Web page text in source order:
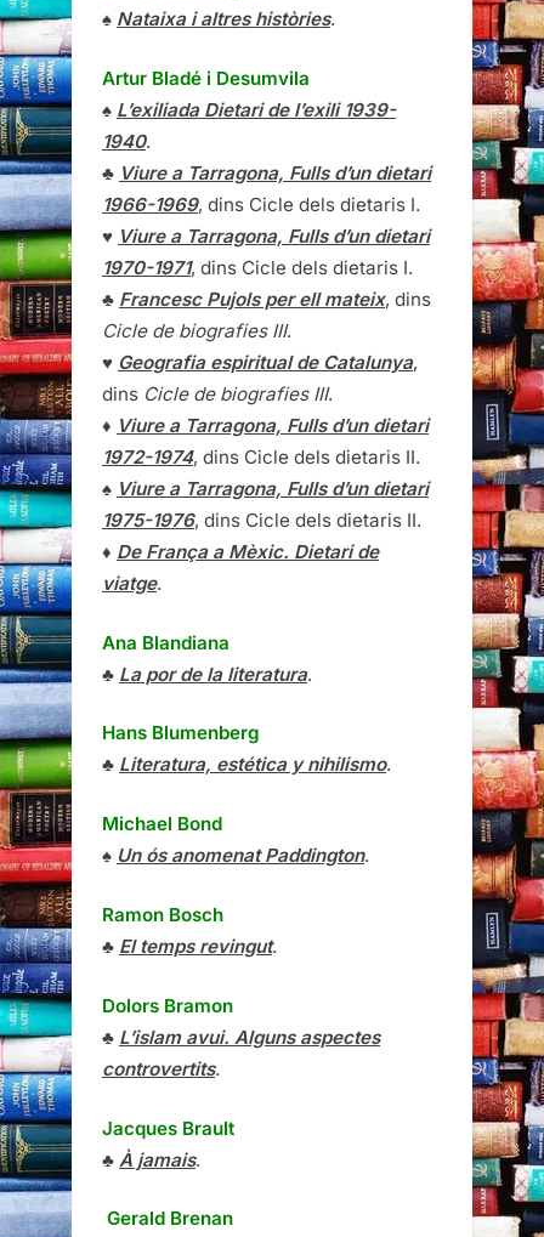
♠ Nataixa i altres històries.
Artur Bladé i Desumvila
♠ L’exiliada Dietari de l’exili 1939-
1940.
♣ Viure a Tarragona, Fulls d’un dietari
1966-1969, dins Cicle dels dietaris I.
♥ Viure a Tarragona, Fulls d’un dietari
1970-1971, dins Cicle dels dietaris I.
♣ Francesc Pujols per ell mateix, dins
Cicle de biografies III.
♥ Geografia espiritual de Catalunya,
dins Cicle de biografies III.
♦ Viure a Tarragona, Fulls d’un dietari
1972-1974, dins Cicle dels dietaris II.
♠ Viure a Tarragona, Fulls d’un dietari
1975-1976, dins Cicle dels dietaris II.
♦ De França a Mèxic. Dietari de
viatge.
Ana Blandiana
♣ La por de la literatura.
Hans Blumenberg
♣ Literatura, estética y nihilismo.
Michael Bond
♠ Un ós anomenat Paddington.
Ramon Bosch
♣ El temps revingut.
Dolors Bramon
♣ L’islam avui. Alguns aspectes
controvertits.
Jacques Brault
♣ À jamais.
Gerald Brenan